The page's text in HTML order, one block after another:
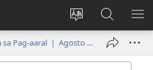
Baguhin
ang
ng
Mag-
log
(may
bubukas
sa
JW.ORG
Ang Bantayan—Edisyon Para sa Pag-aaral | Agosto 1, 2002